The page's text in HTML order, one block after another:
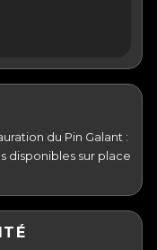
du Pin Galant :
disponibles sur place